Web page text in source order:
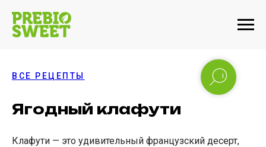
ВСЕ РЕЦЕПТЫ
Ягодный клафути
Клафути — это удивительный французский десерт,